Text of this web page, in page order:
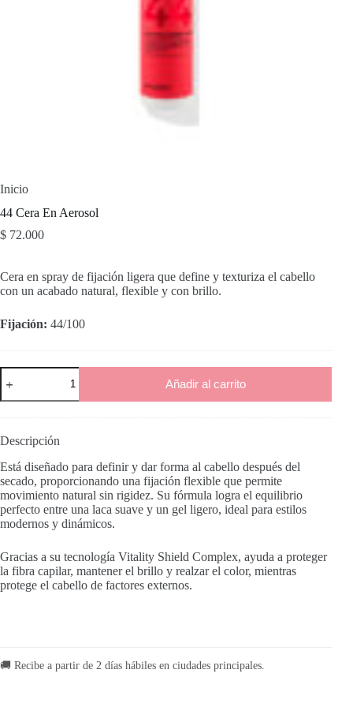
Inicio
44 Cera En Aerosol
$ 72.000
Cera en spray de fijación ligera que define y texturiza el cabello
con un acabado natural, flexible y con brillo.
Fijación: 44/100
44
Cera
En
Añadir al carrito
Descripción
Está diseñado para definir y dar forma al cabello después del
secado, proporcionando una fijación flexible que permite
movimiento natural sin rigidez. Su fórmula logra el equilibrio
perfecto entre una laca suave y un gel ligero, ideal para estilos
modernos y dinámicos.
Gracias a su tecnología Vitality Shield Complex, ayuda a proteger
la fibra capilar, mantener el brillo y realzar el color, mientras
protege el cabello de factores externos.
🚚 Recibe a partir de 2 días hábiles en ciudades principales.